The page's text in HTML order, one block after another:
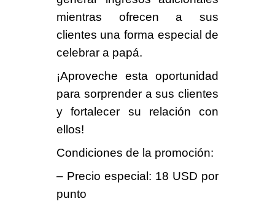
mientras ofrecen a sus
clientes una forma especial de
celebrar a papá.
¡Aproveche esta oportunidad
para sorprender a sus clientes
y fortalecer su relación con
ellos!
Condiciones de la promoción:
– Precio especial: 18 USD por
punto